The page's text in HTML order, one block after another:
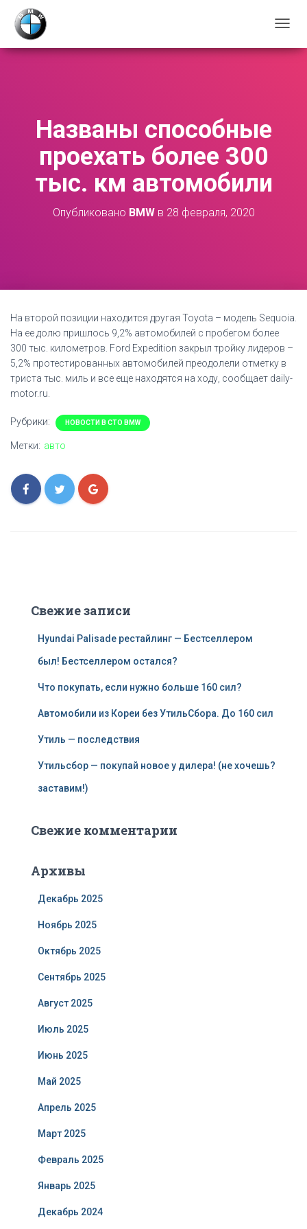
Е
Названы способные
проехать более 300
тыс. км автомобили
Опубликовано BMWв 28 февраля, 2020
На второй позиции находится другая Toyota – модель Sequoia.
На ее долю пришлось 9,2% автомобилей с пробегом более
300 тыс. километров. Ford Expedition закрыл тройку лидеров –
5,2% протестированных автомобилей преодолели отметку в
триста тыс. миль и все еще находятся на ходу, сообщает daily-
motor.ru.
Рубрики: НОВОСТИ В СТО BMW
Метки: авто
Свежие записи
Hyundai Palisade рестайлинг — Бестселлером
был! Бестселлером остался?
Что покупать, если нужно больше 160 сил?
Автомобили из Кореи без УтильСбора. До 160 сил
Утиль — последствия
Утильсбор — покупай новое у дилера! (не хочешь?
заставим!)
Свежие комментарии
Архивы
Декабрь 2025
Ноябрь 2025
Октябрь 2025
Сентябрь 2025
Август 2025
Июль 2025
Июнь 2025
Май 2025
Апрель 2025
Март 2025
Февраль 2025
Январь 2025
Декабрь 2024